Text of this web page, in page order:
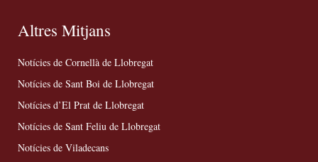
Altres Mitjans
Notícies de Cornellà de Llobregat
Notícies de Sant Boi de Llobregat
Notícies d’El Prat de Llobregat
Notícies de Sant Feliu de Llobregat
Notícies de Viladecans